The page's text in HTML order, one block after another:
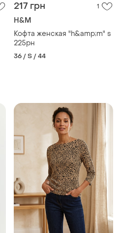
217 грн 1
H&M
Кофта женская "h&amp;m" s
225рн
36 / S / 44